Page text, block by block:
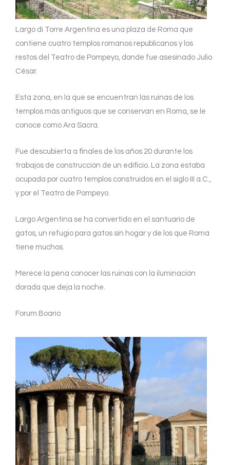
Largo di Torre Argentina es una plaza de Roma que
contiene cuatro templos romanos republicanos y los
restos del Teatro de Pompeyo, donde fue asesinado Julio
César.
Esta zona, en la que se encuentran las ruinas de los
templos más antiguos que se conservan en Roma, se le
conoce como Ara Sacra.
Fue descubierta a finales de los años 20 durante los
trabajos de construcción de un edificio. La zona estaba
ocupada por cuatro templos construidos en el siglo III a.C.,
y por el Teatro de Pompeyo.
Largo Argentina se ha convertido en el santuario de
gatos, un refugio para gatos sin hogar y de los que Roma
tiene muchos.
Merece la pena conocer las ruinas con la iluminación
dorada que deja la noche.
Forum Boario